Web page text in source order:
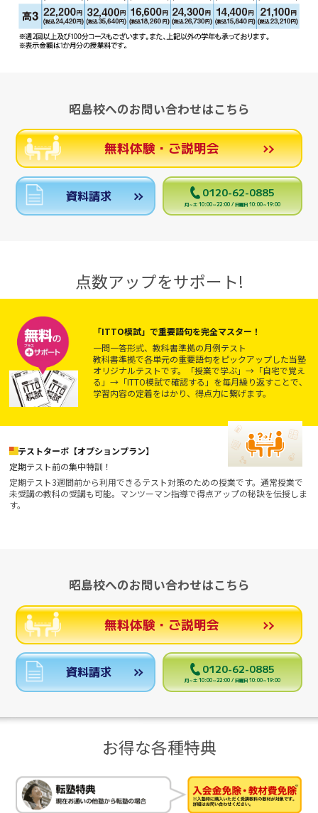
昭島校へのお問い合わせはこちら
無料体験・ご説明会
資料請求 0120-62-0885
月～土 10:00～22:00 / 日曜日 10:00～19:00
点数アップをサポート!
「ITTO模試」で重要語句を完全マスター！
一問一答形式、教科書準拠の月例テスト
教科書準拠で各単元の重要語句をピックアップした当塾
オリジナルテストです。「授業で学ぶ」→「自宅で覚え
る」→「ITTO模試で確認する」を毎月繰り返すことで、
学習内容の定着をはかり、得点力に繋げます。
テストターボ【オプションプラン】
定期テスト前の集中特訓！
定期テスト3週間前から利用できるテスト対策のための授業です。通常授業で
未受講の教科の受講も可能。マンツーマン指導で得点アップの秘訣を伝授しま
す。
昭島校へのお問い合わせはこちら
無料体験・ご説明会
資料請求 0120-62-0885
月～土 10:00～22:00 / 日曜日 10:00～19:00
お得な各種特典